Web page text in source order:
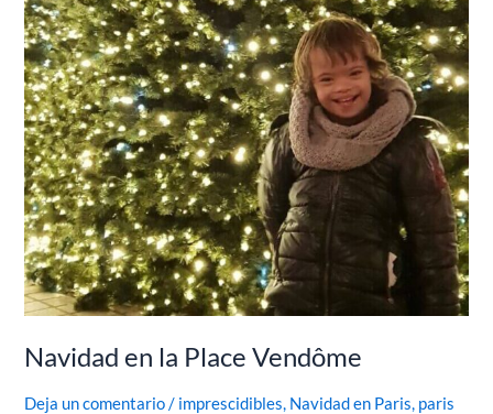
Navidad en la Place Vendôme
Deja un comentario / imprescidibles, Navidad en Paris, paris